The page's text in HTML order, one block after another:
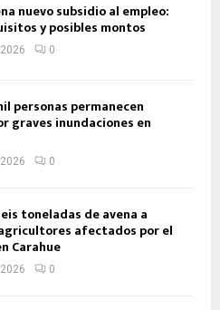
nuevo subsidio al empleo:
y posibles montos
0
personas permanecen
graves inundaciones en
0
toneladas de avena a
afectados por el
Carahue
0